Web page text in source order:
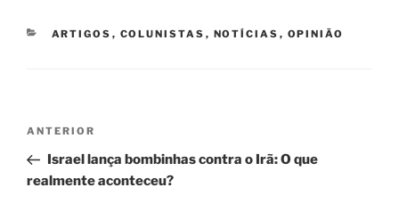
CATEGORIAS
ARTIGOS , COLUNISTAS , NOTÍCIAS , OPINIÃO
Navegação
Post
Post
anterior
ANTERIOR
Israel lança bombinhas contra o Irã: O que
realmente aconteceu?